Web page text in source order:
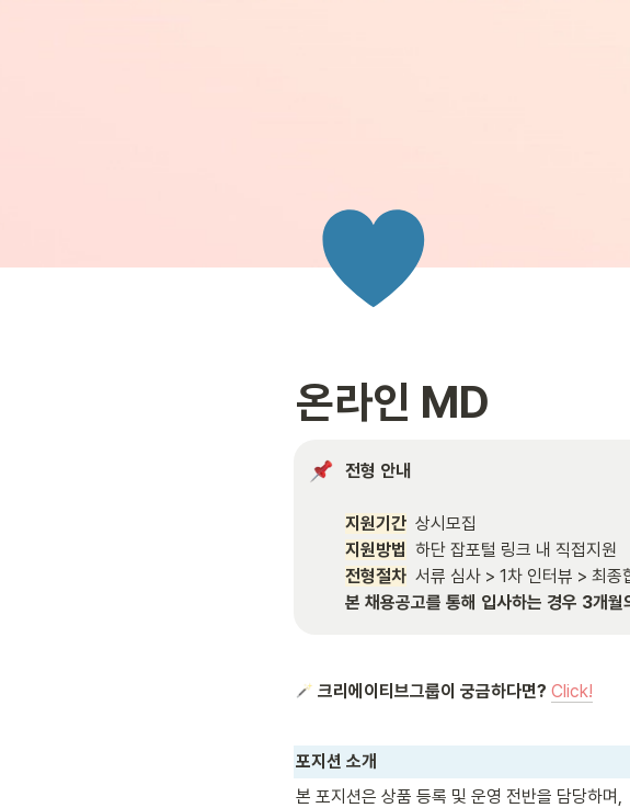
온라인 MD
전형 안내
지원기간
지원방법
전형절차
본 채용공고를 통해 입사하는 경우 3개
크리에이티브그룹이 궁금하다면? Click!
포지션 소개
본 포지션은 상품 등록 및 운영 전반을 담당하며,